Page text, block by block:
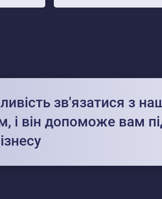
зв'язатися з
і він допоможе вам